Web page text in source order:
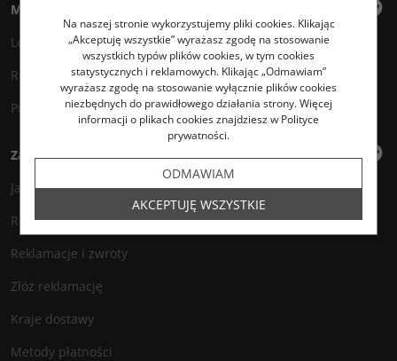
Moje konto
Logowanie
Rejestracja
Przechowalnia
Zakupy
Jak zamawiać?
Regulamin
Reklamacje i zwroty
Złóż reklamację
Kraje dostawy
Metody płatności
Na naszej stronie wykorzystujemy pliki cookies. Klikając
„Akceptuję wszystkie” wyrażasz zgodę na stosowanie
wszystkich typów plików cookies, w tym cookies
statystycznych i reklamowych. Klikając „Odmawiam”
wyrażasz zgodę na stosowanie wyłącznie plików cookies
niezbędnych do prawidłowego działania strony. Więcej
informacji o plikach cookies znajdziesz w Polityce
prywatności.
ODMAWIAM
AKCEPTUJĘ WSZYSTKIE